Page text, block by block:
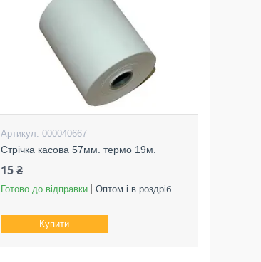
000040667
Стрічка касова 57мм. термо 19м.
15 ₴
Готово до відправки Оптом і в роздріб
Купити